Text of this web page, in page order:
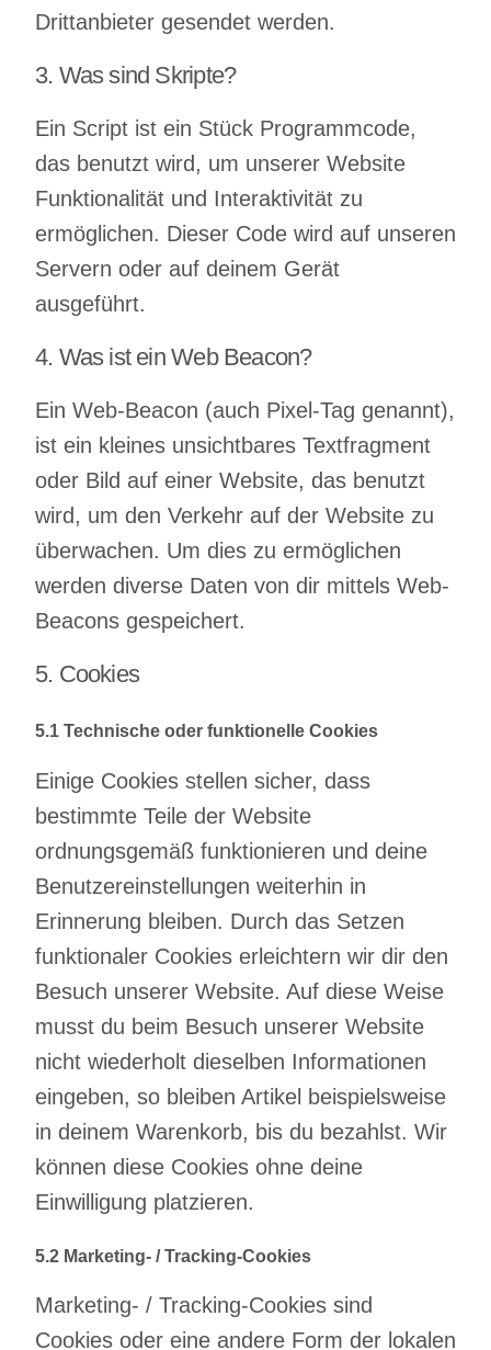
für
Vorträge
Team
Blog
Drittanbieter gesendet werden.
3. Was sind Skripte?
Ein Script ist ein Stück Programmcode,
das benutzt wird, um unserer Website
Funktionalität und Interaktivität zu
ermöglichen. Dieser Code wird auf unseren
Servern oder auf deinem Gerät
ausgeführt.
4. Was ist ein Web Beacon?
Ein Web-Beacon (auch Pixel-Tag genannt),
ist ein kleines unsichtbares Textfragment
oder Bild auf einer Website, das benutzt
wird, um den Verkehr auf der Website zu
überwachen. Um dies zu ermöglichen
werden diverse Daten von dir mittels Web-
Beacons gespeichert.
5. Cookies
5.1 Technische oder funktionelle Cookies
Einige Cookies stellen sicher, dass
bestimmte Teile der Website
ordnungsgemäß funktionieren und deine
Benutzereinstellungen weiterhin in
Erinnerung bleiben. Durch das Setzen
funktionaler Cookies erleichtern wir dir den
Besuch unserer Website. Auf diese Weise
musst du beim Besuch unserer Website
nicht wiederholt dieselben Informationen
eingeben, so bleiben Artikel beispielsweise
in deinem Warenkorb, bis du bezahlst. Wir
können diese Cookies ohne deine
Einwilligung platzieren.
5.2 Marketing- / Tracking-Cookies
Marketing- / Tracking-Cookies sind
Cookies oder eine andere Form der lokalen